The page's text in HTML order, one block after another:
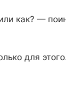
как? —
для